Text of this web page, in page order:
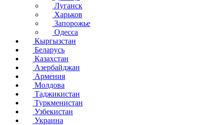
Луганск
Харьков
Запорожье
Одесса
Кыргызстан
Беларусь
Казахстан
Азербайджан
Армения
Молдова
Таджикистан
Туркменистан
Узбекистан
Украина